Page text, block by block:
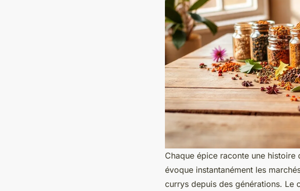
Chaque épice raconte une
évoque instantanément les
currys depuis des générations. Le